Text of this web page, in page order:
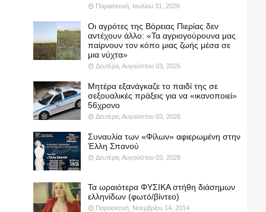
Παρασκευή, Ιουλίου 31, 2026
Οι αγρότες της Βόρειας Πιερίας δεν
αντέχουν άλλο: «Τα αγριογούρουνα μας
παίρνουν τον κόπο μιας ζωής μέσα σε
μια νύχτα»
Δευτέρα, Αυγούστου 03, 2026
Μητέρα εξανάγκαζε το παιδί της σε
σεξουαλικές πράξεις για να «ικανοποιεί»
56χρονο
Δευτέρα, Αυγούστου 03, 2026
Συναυλία των «Φίλων» αφιερωμένη στην
Έλλη Σπανού
Δευτέρα, Αυγούστου 03, 2026
Τα ωραιότερα ΦΥΣΙΚΑ στήθη διάσημων
ελληνίδων (φωτό/βίντεο)
Παρασκευή, Νοεμβρίου 14, 2014